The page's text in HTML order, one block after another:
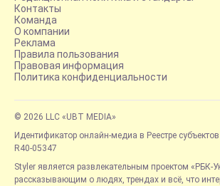
Контакты
Команда
О компании
Реклама
Правила пользования
Правовая информация
Политика конфиденциальности
© 2026 LLC «UBT MEDIA»
Идентификатор онлайн-медиа в Реестре
R40-05347
Styler является развлекательным проектом «РБК-
рассказывающим о людях, трендах и всё, что